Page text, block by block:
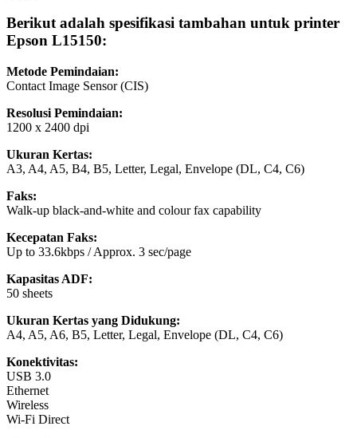
Berikut adalah spesifikasi tambahan untuk printer
Epson L15150:
Metode Pemindaian:
Contact Image Sensor (CIS)
Resolusi Pemindaian:
1200 x 2400 dpi
Ukuran Kertas:
A3, A4, A5, B4, B5, Letter, Legal, Envelope (DL, C4, C6)
Faks:
Walk-up black-and-white and colour fax capability
Kecepatan Faks:
Up to 33.6kbps / Approx. 3 sec/page
Kapasitas ADF:
50 sheets
Ukuran Kertas yang Didukung:
A4, A5, A6, B5, Letter, Legal, Envelope (DL, C4, C6)
Konektivitas:
USB 3.0
Ethernet
Wireless
Wi-Fi Direct